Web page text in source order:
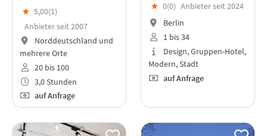
★ 5,00(1)
Anbieter seit 2007
Norddeutschland und
mehrere Orte
20 bis 100
3,0 Stunden
auf Anfrage
★ 0(0) Anbieter seit 2024
Berlin
1 bis 34
Design, Gruppen-Hotel,
Modern, Stadt
auf Anfrage